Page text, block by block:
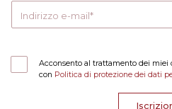
Indirizzo e-mail
Acconsento al trattamento dei miei
con Politica di protezione dei dati